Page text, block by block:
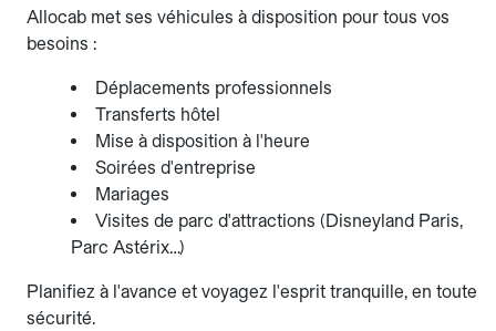
Allocab met ses véhicules à disposition pour tous vos
besoins :
Déplacements professionnels
Transferts hôtel
Mise à disposition à l'heure
Soirées d'entreprise
Mariages
Visites de parc d'attractions (Disneyland Paris,
Parc Astérix…)
Planifiez à l'avance et voyagez l'esprit tranquille, en toute
sécurité.